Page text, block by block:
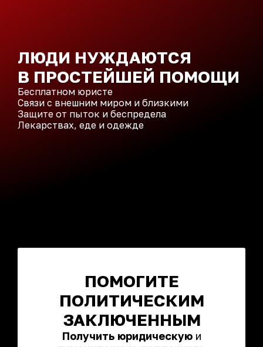
ЛЮДИ НУЖДАЮТСЯ
В ПРОСТЕЙШЕЙ ПОМОЩИ
Бесплатном юристе
Связи с внешним миром и близкими
Защите от пыток и беспредела
Лекарствах, еде и одежде
ПОМОГИТЕ
ПОЛИТИЧЕСКИМ
ЗАКЛЮЧЕННЫМ
Получить юридическуюи